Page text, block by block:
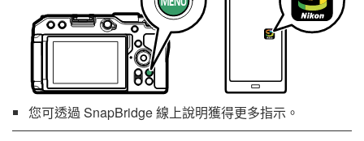
您可透過 SnapBridge線上說明獲得更多指示。